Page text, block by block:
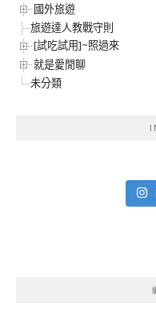
國外旅遊
旅遊達人教戰守則
[試吃試用]~照過來
就是愛閒聊
未分類